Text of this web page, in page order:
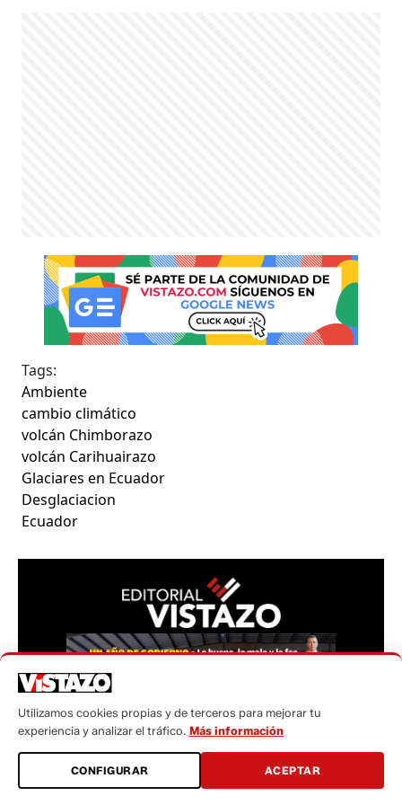
Tags:
Ambiente
cambio climático
volcán Chimborazo
volcán Carihuairazo
Glaciares en Ecuador
Desglaciacion
Ecuador
Utilizamos cookies propias y de terceros para mejorar tu
experiencia y analizar el tráfico. Más información
CONFIGURAR ACEPTAR